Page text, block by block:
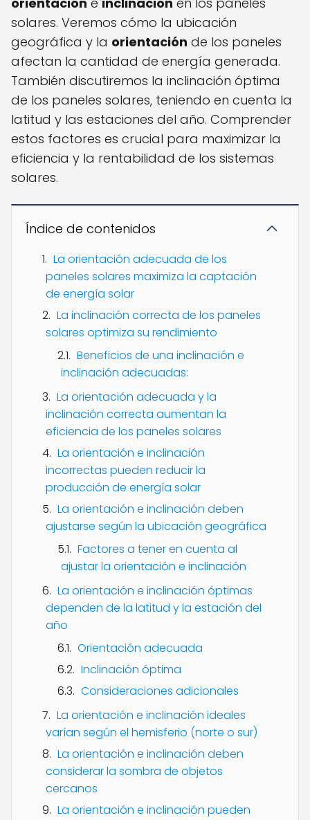
solares. Veremos cómo la ubicación
geográfica y la orientación de los paneles
afectan la cantidad de energía generada.
También discutiremos la inclinación óptima
de los paneles solares, teniendo en cuenta la
latitud y las estaciones del año. Comprender
estos factores es crucial para maximizar la
eficiencia y la rentabilidad de los sistemas
solares.
Índice de contenidos
La orientación adecuada de los
paneles solares maximiza la captación
de energía solar
La inclinación correcta de los paneles
solares optimiza su rendimiento
Beneficios de una inclinación e
inclinación adecuadas:
La orientación adecuada y la
inclinación correcta aumentan la
eficiencia de los paneles solares
La orientación e inclinación
incorrectas pueden reducir la
producción de energía solar
La orientación e inclinación deben
ajustarse según la ubicación geográfica
Factores a tener en cuenta al
ajustar la orientación e inclinación
La orientación e inclinación óptimas
dependen de la latitud y la estación del
año
Orientación adecuada
Inclinación óptima
Consideraciones adicionales
La orientación e inclinación ideales
varían según el hemisferio (norte o sur)
La orientación e inclinación deben
considerar la sombra de objetos
cercanos
La orientación e inclinación pueden